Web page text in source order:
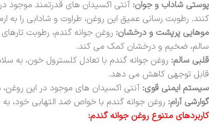
پوستی شاداب و جوان: آنتی اکسیدان های قدرتمند موجود
کنند. رطوبت رسانی عمیق این روغن، طراوت و شادابی را به
موهایی پرپشت و درخشان: روغن جوانه گندم، رطوبت
سالم، ضخیم و درخشان کمک می کند.
قلبی سالم:
قابل توجهی کاهش می دهد.
سیستم ایمنی قوی: آنتی اکسیدان های موجود در این
گوارشی آرام: روغن جوانه گندم با خواص ضد التهابی خود،
کاربردهای متنوع روغن جوانه گندم: